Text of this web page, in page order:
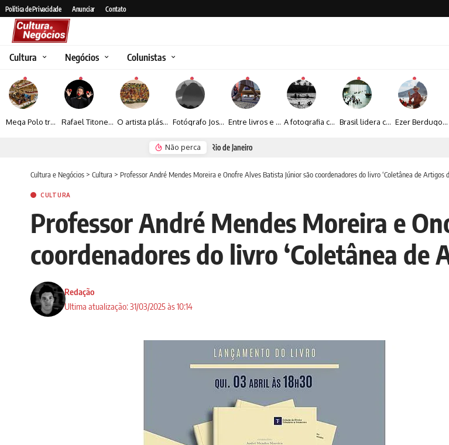
Política de Privacidade Anunciar Contato
Cultura Negócios Colunistas
Mega Polo transforma lançamento de coleção em plataforma nacional de negócios e projeta crescimento de mais de 15% Rafael Titonelly leva magia e acolhimento a crianças em tratamento oncológico em Juiz de Fora O artista plástico Jorge Luiz transforma sustentabilidade e criatividade em arte contemporânea Fotógrafo José Roberto apresenta um olhar sensível sobre arquitetura, formas e luz na fotografia Entre livros e fotografia autoral, Sebastião Reis consolida uma trajetória marcada pelo olhar artístico A fotografia contemporânea de Cynthia Feyh Jappur entre luz, movimento e arte Brasil lidera crescimento entre os 15 maiores mercados globais de viagens corporativas Ezer Berdugo transforma experiências multiculturais e memórias em narrativas visuais por meio da fotografia
Não perca Espraiada Festival 2026 aposta na cultura periférica para ampliar
Cultura e Negócios > Cultura > Professor André Mendes Moreira e Onofre Alves Batista Júnior são coordenadores do livro ‘Coletânea de Artigos
CULTURA
Professor André Mendes Moreira e
coordenadores do livro ‘Coletânea de
Ultima atualização: 31/03/2025 às 10:14
Redação